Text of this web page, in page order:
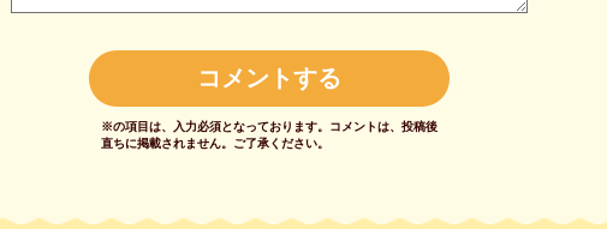
※の項目は、入力必須となっております。 コメントは、投稿後
直ちに掲載されません。 ご了承ください。